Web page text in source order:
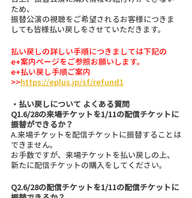
ため、
振替公演の視聴をご希望されるお客様につきま
しても皆様払い戻しをさせていただきます。
払い戻しの詳しい手順につきましては下記の
e+案内ページをご参照お願いします。
e+払い戻し手順ご案内
>>https://eplus.jp/sf/refund1
・払い戻しについて よくある質問
Q1.6/28の来場チケットを1/11の配信チケットに
振替ができるか？
A.来場チケットを配信チケットに振替することは
できません。
お手数ですが、来場チケットを払い戻しの上、
新たに配信チケットの購入をしてください。
Q2.6/28の配信チケットを1/11の配信チケットに